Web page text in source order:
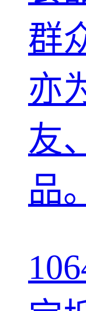
群
亦
友
品。